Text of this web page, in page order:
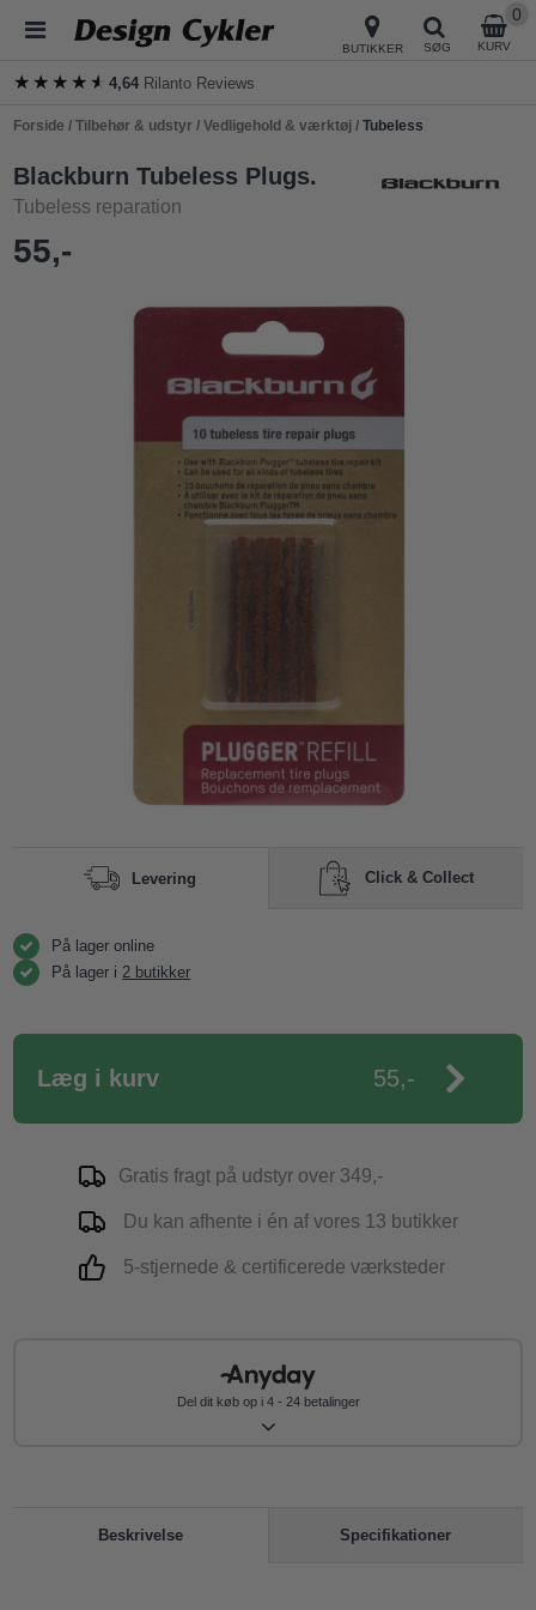
BUTIKKER SØG KURV
0
★★★★★
★★★★★4,64 Rilanto Reviews
Forside /Tilbehør & udstyr /Vedligehold & værktøj /Tubeless
Blackburn Tubeless Plugs.
Tubeless reparation
55,-
Levering Click & Collect
På lager online
På lager i 2 butikker
Læg i kurv 55,-
Gratis fragt på udstyr over 349,-
Du kan afhente i én af vores 13 butikker
5-stjernede & certificerede værksteder
Del dit køb op i 4 - 24 betalinger
Beskrivelse Specifikationer